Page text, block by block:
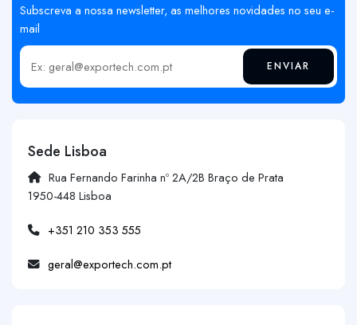
Subscreva a nossa newsletter, as melhores novidades no seu e-
mail
Insira o seu email ENVIAR
Sede Lisboa
Rua Fernando Farinha nº 2A/2B Braço de Prata
1950-448 Lisboa
+351 210 353 555
geral@exportech.com.pt